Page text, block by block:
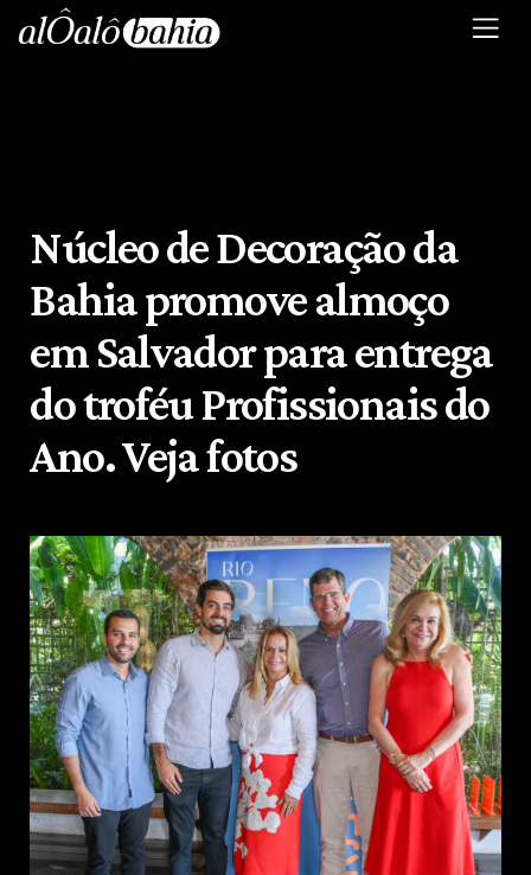
Núcleo de Decoração da
Bahia promove almoço
em Salvador para entrega
do troféu Profissionais do
Ano. Veja fotos